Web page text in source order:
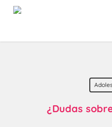
Skip
content
¿Dudas